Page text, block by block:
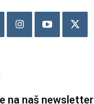
na naš newsletter